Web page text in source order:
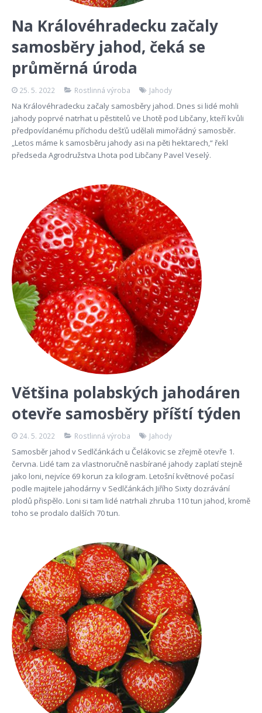
Na Královéhradecku začaly
samosběry jahod, čeká se
průměrná úroda
25. 5. 2022 Rostlinná výroba Jahody
Na Královéhradecku začaly samosběry jahod. Dnes si lidé mohli
jahody poprvé natrhat u pěstitelů ve Lhotě pod Libčany, kteří kvůli
předpovídanému příchodu dešťů udělali mimořádný samosběr.
„Letos máme k samosběru jahody asi na pěti hektarech,“ řekl
předseda Agrodružstva Lhota pod Libčany Pavel Veselý.
Většina polabských jahodáren
otevře samosběry příští týden
24. 5. 2022 Rostlinná výroba Jahody
Samosběr jahod v Sedlčánkách u Čelákovic se zřejmě otevře 1.
června. Lidé tam za vlastnoručně nasbírané jahody zaplatí stejně
jako loni, nejvíce 69 korun za kilogram. Letošní květnové počasí
podle majitele jahodárny v Sedlčánkách Jiřího Sixty dozrávání
plodů přispělo. Loni si tam lidé natrhali zhruba 110 tun jahod, kromě
toho se prodalo dalších 70 tun.